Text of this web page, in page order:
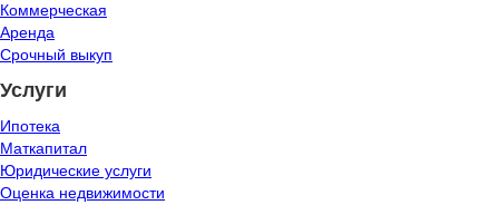
Коммерческая
Аренда
Срочный выкуп
Услуги
Ипотека
Маткапитал
Юридические услуги
Оценка недвижимости